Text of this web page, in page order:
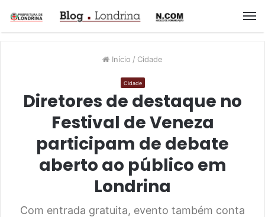
Início / Cidade
Cidade
Diretores de destaque no
Festival de Veneza
participam de debate
aberto ao público em
Londrina
Com entrada gratuita, evento também conta